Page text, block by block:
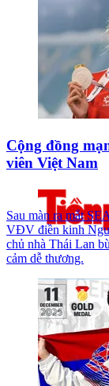
Cộng đồng
viên Việt Nam
Sau màn ra mắt
VĐV điền kinh
chủ nhà Thái Lan
cảm dễ thương.